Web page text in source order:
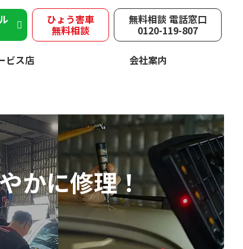
ひょう害車
無料相談
無料相談 電話窓口
0120-119-807
ビス店 会社案内
かに修理！